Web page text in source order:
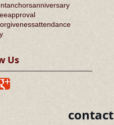
anchorsanniversary
approval
attendance
Us
contact